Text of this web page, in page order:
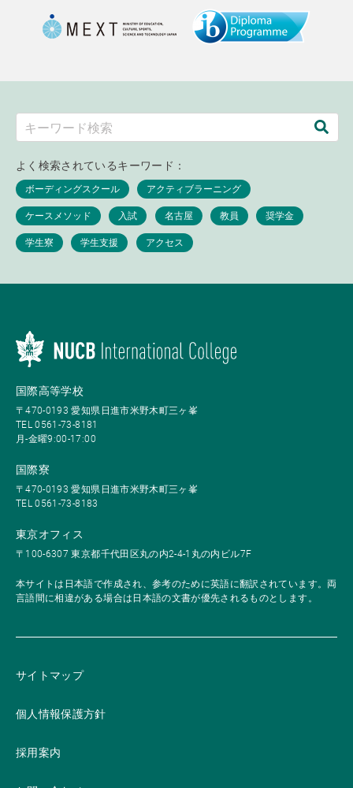
よく検索されているキーワード：
国際高等学校
〒470-0193 愛知県日進市米野木町三ヶ峯
TEL 0561-73-8181
月-金曜9:00-17:00
国際寮
〒470-0193 愛知県日進市米野木町三ヶ峯
TEL 0561-73-8183
東京オフィス
〒100-6307 東京都千代田区丸の内2-4-1丸の内ビル7F
本サイトは日本語で作成され、参考のために英語に翻訳されています。両
言語間に相違がある場合は日本語の文書が優先されるものとします。
サイトマップ
個人情報保護方針
採用案内